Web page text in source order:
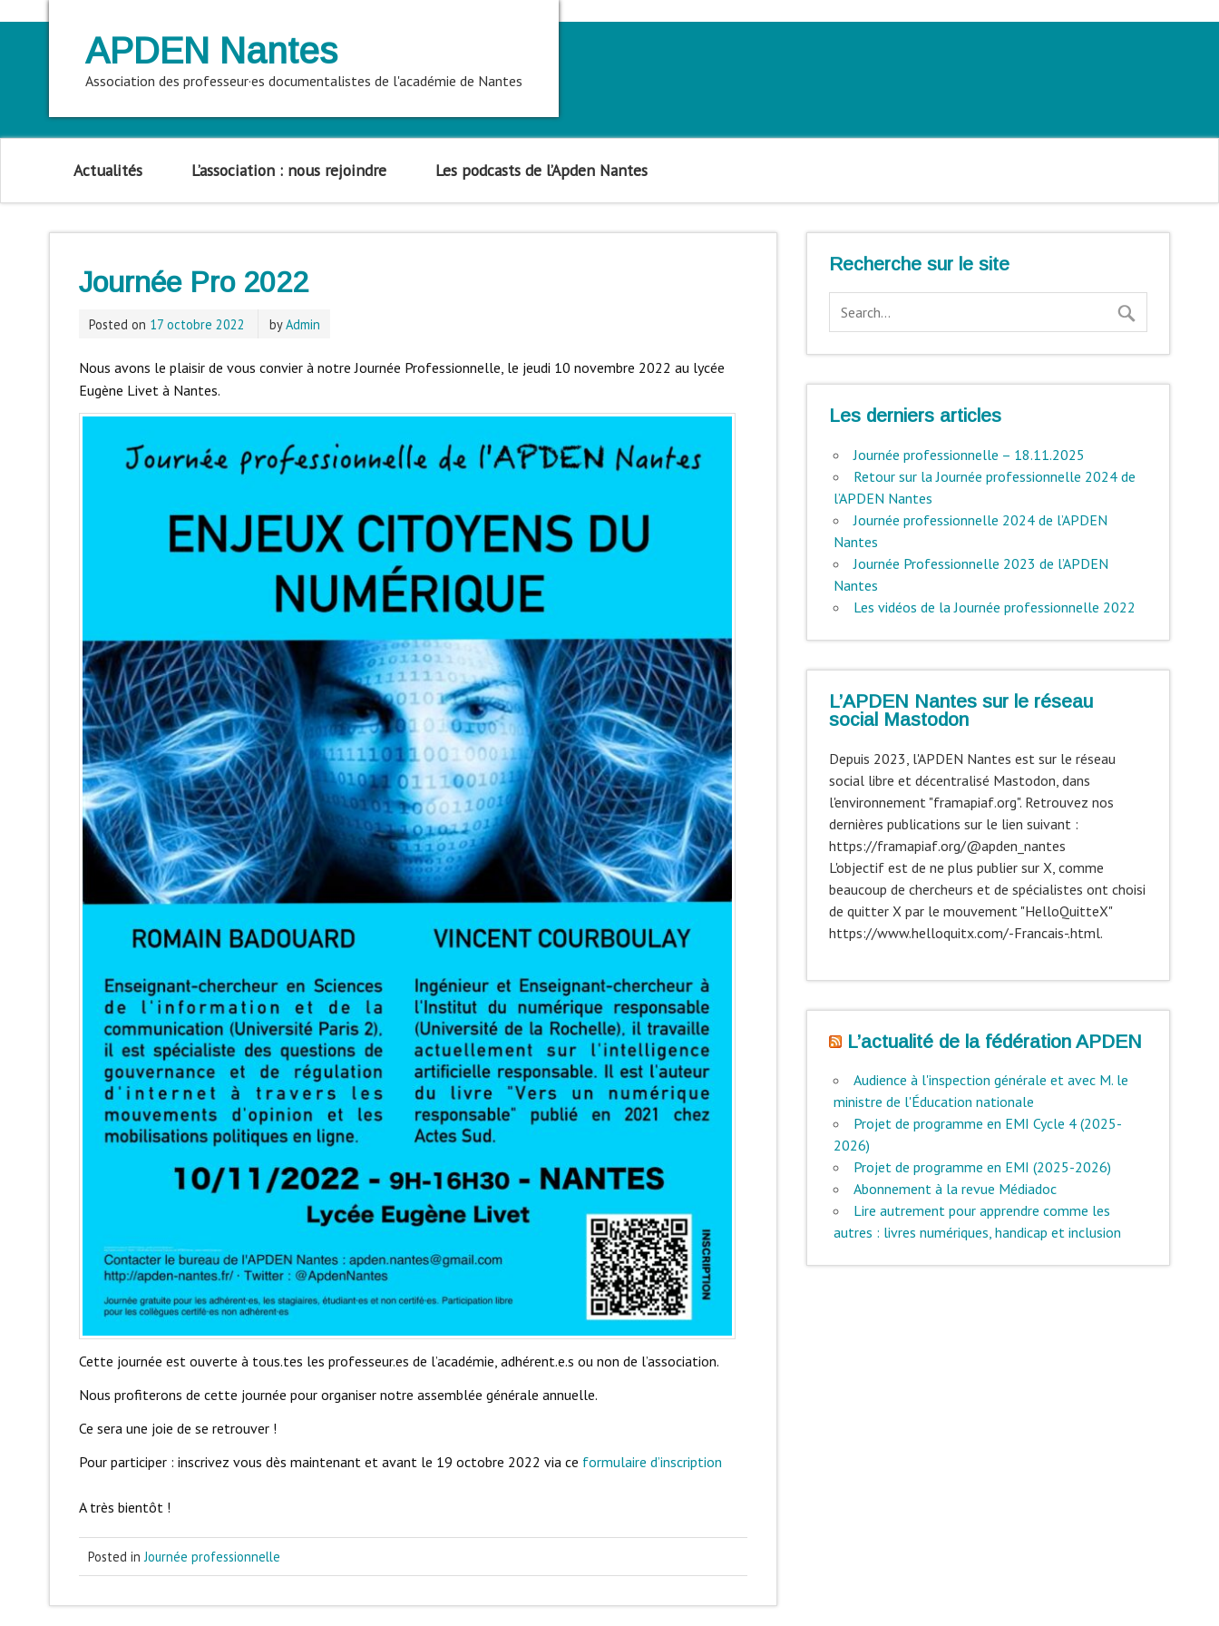
APDEN Nantes
Association des professeur·es documentalistes de l'académie de Nantes
Actualités L’association : nous rejoindre Les podcasts de l’Apden Nantes
Journée Pro 2022
Posted on 17 octobre 2022 byAdmin
Nous avons le plaisir de vous convier à notre Journée Professionnelle, le jeudi 10 novembre 2022 au lycée
Eugène Livet à Nantes.
Cette journée est ouverte à tous.tes les professeur.es de l’académie, adhérent.e.s ou non de l’association.
Nous profiterons de cette journée pour organiser notre assemblée générale annuelle.
Ce sera une joie de se retrouver !
Pour participer : inscrivez vous dès maintenant et avant le 19 octobre 2022 via ce formulaire d’inscription
A très bientôt !
Posted inJournée professionnelle
Recherche sur le site
Les derniers articles
Journée professionnelle – 18.11.2025
Retour sur la Journée professionnelle 2024 de
l’APDEN Nantes
Journée professionnelle 2024 de l’APDEN
Nantes
Journée Professionnelle 2023 de l’APDEN
Nantes
Les vidéos de la Journée professionnelle 2022
L’APDEN Nantes sur le réseau
social Mastodon
Depuis 2023, l'APDEN Nantes est sur le réseau
social libre et décentralisé Mastodon, dans
l'environnement "framapiaf.org". Retrouvez nos
dernières publications sur le lien suivant :
https://framapiaf.org/@apden_nantes
L'objectif est de ne plus publier sur X, comme
beaucoup de chercheurs et de spécialistes ont choisi
de quitter X par le mouvement "HelloQuitteX"
https://www.helloquitx.com/-Francais-.html.
L’actualité de la fédération APDEN
Audience à l'inspection générale et avec M. le
ministre de l'Éducation nationale
Projet de programme en EMI Cycle 4 (2025-
2026)
Projet de programme en EMI (2025-2026)
Abonnement à la revue Médiadoc
Lire autrement pour apprendre comme les
autres : livres numériques, handicap et inclusion